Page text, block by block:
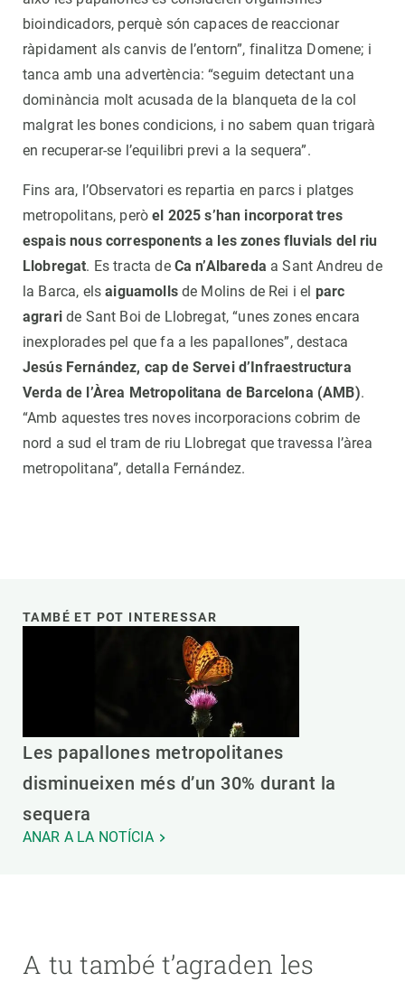
bioindicadors, perquè són capaces de reaccionar
ràpidament als canvis de l’entorn”, finalitza Domene; i
tanca amb una advertència: “seguim detectant una
dominància molt acusada de la blanqueta de la col
malgrat les bones condicions, i no sabem quan trigarà
en recuperar-se l’equilibri previ a la sequera”.
Fins ara, l’Observatori es repartia en parcs i platges
metropolitans, peròel 2025 s’han incorporat tres
espais nous corresponents a les zones fluvials del riu
Llobregat. Es tracta de Ca n’Albareda a Sant Andreu de
la Barca, elsaiguamollsde Molins de Rei i el parc
agraride Sant Boi de Llobregat, “unes zones encara
inexplorades pel que fa a les papallones”, destaca
Jesús Fernández, cap de Servei d’Infraestructura
Verda de l’Àrea Metropolitana de Barcelona (AMB).
“Amb aquestes tres noves incorporacions cobrim de
nord a sud el tram de riu Llobregat que travessa l’àrea
metropolitana”, detalla Fernández.
TAMBÉ ET POT INTERESSAR
Les papallones metropolitanes
disminueixen més d’un 30% durant la
sequera
ANAR A LA NOTÍCIA
A tu també t’agraden les